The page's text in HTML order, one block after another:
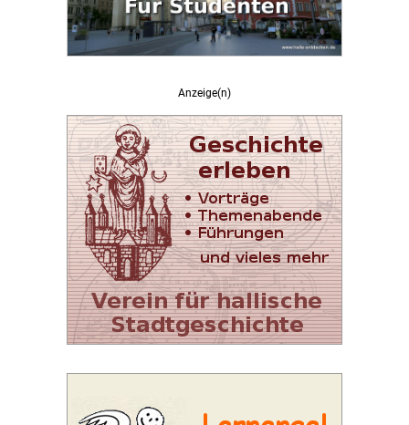
Anzeige(n)